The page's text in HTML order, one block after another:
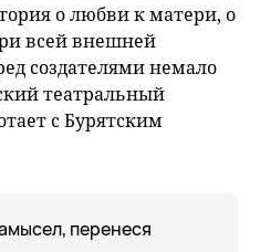
о любви к матери, о
всей внешней
создателями немало
театральный
с Бурятским
перенеся